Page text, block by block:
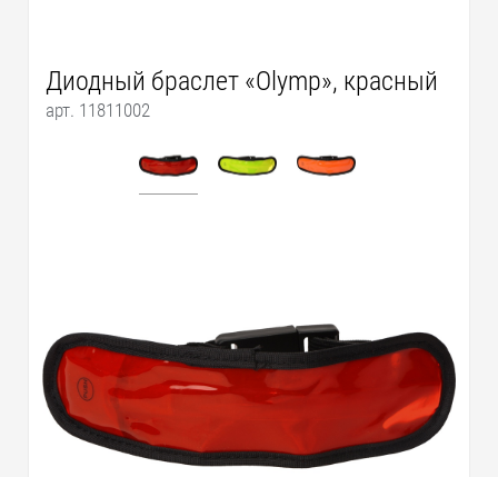
Диодный браслет «Olymp», красный
арт. 11811002